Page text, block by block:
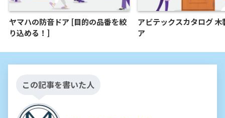
ヤマハの防音ドア [目的の品番を絞
り込める！]
アビテックスカタログ 木
ア
この記事を書いた人